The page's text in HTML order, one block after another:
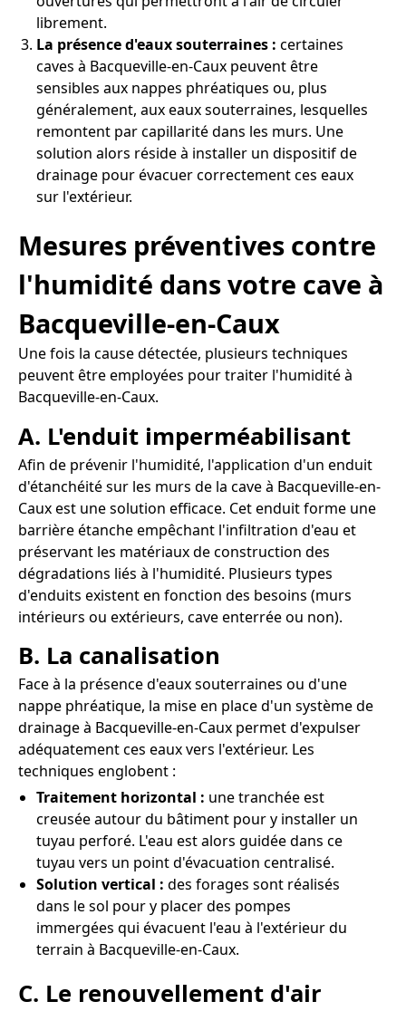
librement.
La présence d'eaux souterraines : certaines
caves à Bacqueville-en-Caux peuvent être
sensibles aux nappes phréatiques ou, plus
généralement, aux eaux souterraines, lesquelles
remontent par capillarité dans les murs. Une
solution alors réside à installer un dispositif de
drainage pour évacuer correctement ces eaux
sur l'extérieur.
Mesures préventives contre
l'humidité dans votre cave à
Bacqueville-en-Caux
Une fois la cause détectée, plusieurs techniques
peuvent être employées pour traiter l'humidité à
Bacqueville-en-Caux.
A. L'enduit imperméabilisant
Afin de prévenir l'humidité, l'application d'un enduit
d'étanchéité sur les murs de la cave à Bacqueville-en-
Caux est une solution efficace. Cet enduit forme une
barrière étanche empêchant l'infiltration d'eau et
préservant les matériaux de construction des
dégradations liés à l'humidité. Plusieurs types
d'enduits existent en fonction des besoins (murs
intérieurs ou extérieurs, cave enterrée ou non).
B. La canalisation
Face à la présence d'eaux souterraines ou d'une
nappe phréatique, la mise en place d'un système de
drainage à Bacqueville-en-Caux permet d'expulser
adéquatement ces eaux vers l'extérieur. Les
techniques englobent :
Traitement horizontal : une tranchée est
creusée autour du bâtiment pour y installer un
tuyau perforé. L'eau est alors guidée dans ce
tuyau vers un point d'évacuation centralisé.
Solution vertical : des forages sont réalisés
dans le sol pour y placer des pompes
immergées qui évacuent l'eau à l'extérieur du
terrain à Bacqueville-en-Caux.
C. Le renouvellement d'air